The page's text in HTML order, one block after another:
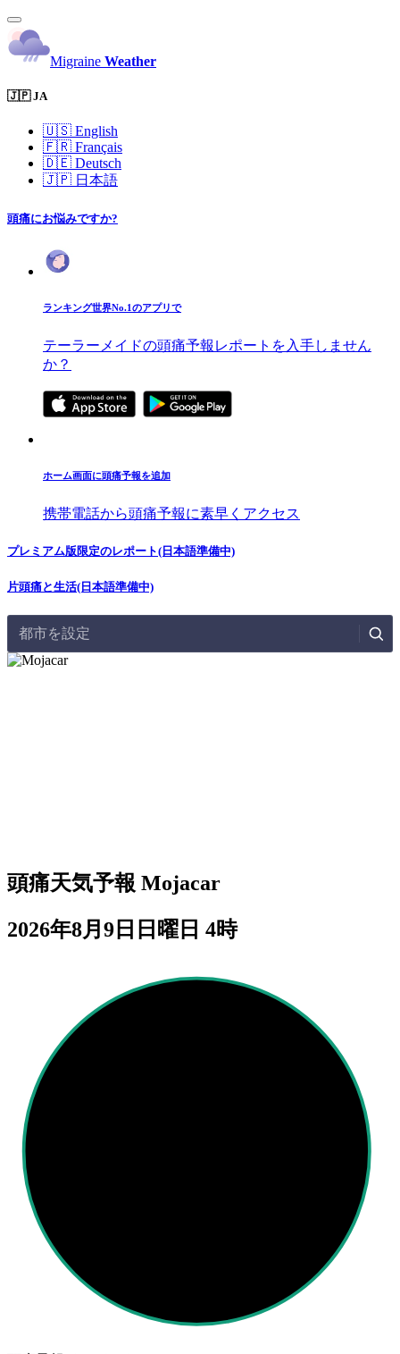
Migraine Weather
🇯🇵 JA
🇺🇸 English
🇫🇷 Français
🇩🇪 Deutsch
🇯🇵 日本語
頭痛にお悩みですか?
ランキング世界No.1のアプリで
テーラーメイドの頭痛予報レポートを入手しません
か？
ホーム画面に頭痛予報を追加
携帯電話から頭痛予報に素早くアクセス
プレミアム版限定のレポート(日本語準備中)
片頭痛と生活(日本語準備中)
都市を設定
頭痛天気予報 Mojacar
2026年8月9日日曜日 4時